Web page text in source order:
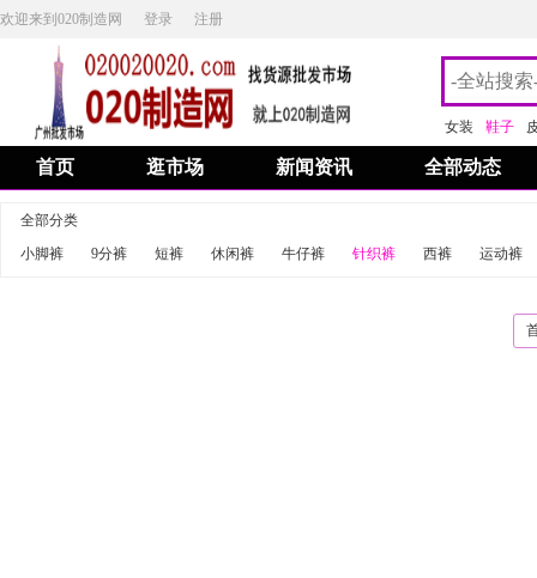
欢迎来到020制造网 登录 注册
女装 鞋子
首页 逛市场 新闻资讯 全部动态
全部分类
小脚裤
9分裤 短裤 休闲裤 牛仔裤 针织裤 西裤 运动裤